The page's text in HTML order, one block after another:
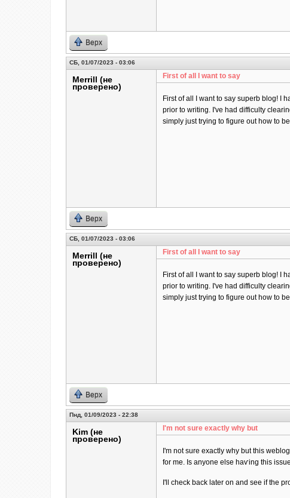
Верх
СБ, 01/07/2023 - 03:06
Merrill (не
проверено)
First of all I want to say
First of all I want to say superb blog! I
prior to writing. I've had difficulty
simply just trying to figure out how to
Верх
СБ, 01/07/2023 - 03:06
Merrill (не
проверено)
First of all I want to say
First of all I want to say superb blog! I
prior to writing. I've had difficulty
simply just trying to figure out how to
Верх
Пнд, 01/09/2023 - 22:38
Kim (не
проверено)
I'm not sure еxactly why but
I'm not sure еxactly why but this
for me. Is anyone elѕe haѵing this
I'll check back later on and see if the